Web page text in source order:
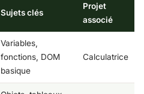
Sujets clés
Projet
associé
Variables,
fonctions, DOM
basique
Calculatrice